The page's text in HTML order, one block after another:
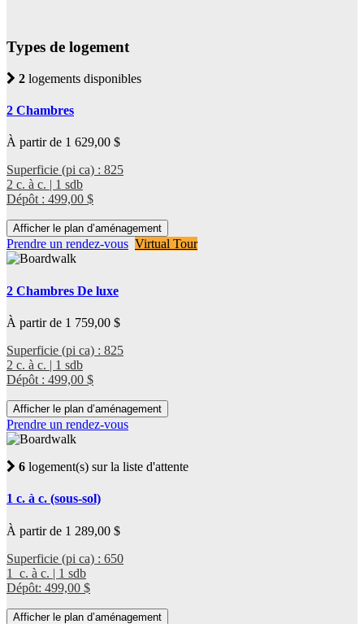
Types de logement
2 logements disponibles
2 Chambres
À partir de 1 629,00 $
Superficie (pi ca) : 825
2 c. à c. | 1 sdb
Dépôt : 499,00 $
Afficher le plan d’aménagement
Prendre un rendez-vous Virtual Tour
2 Chambres De luxe
À partir de 1 759,00 $
Superficie (pi ca) : 825
2 c. à c. | 1 sdb
Dépôt : 499,00 $
Afficher le plan d’aménagement
Prendre un rendez-vous
6 logement(s) sur la liste d'attente
1 c. à c. (sous-sol)
À partir de 1 289,00 $
Superficie (pi ca) : 650
1 c. à c. | 1 sdb
Dépôt: 499,00 $
Afficher le plan d’aménagement